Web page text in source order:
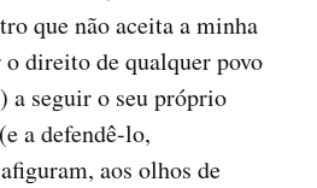
que não aceita a minha
direito de qualquer povo
a seguir o seu próprio
a defendê-lo,
aos olhos de